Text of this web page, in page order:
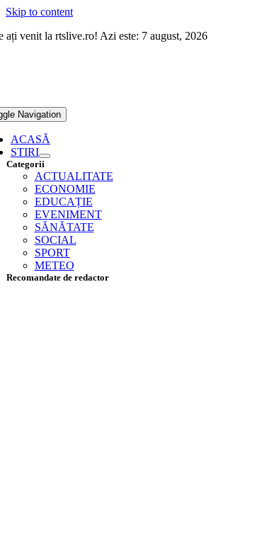
Skip to content
ați venit la rtslive.ro! Azi este: 7 august, 2026
Navigation
ACASĂ
STIRI
Categorii
ACTUALITATE
ECONOMIE
EDUCAȚIE
EVENIMENT
SĂNĂTATE
SOCIAL
SPORT
METEO
Recomandate de redactor